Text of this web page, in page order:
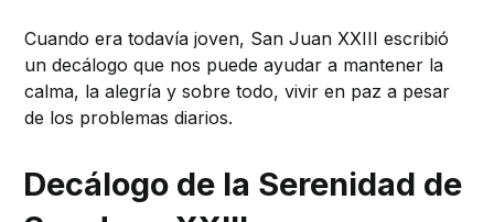
Cuando era todavía joven, San Juan XXIII escribió
un decálogo que nos puede ayudar a mantener la
calma, la alegría y sobre todo, vivir en paz a pesar
de los problemas diarios.
Decálogo de la Serenidad de